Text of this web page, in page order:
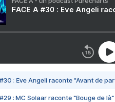
FACE A #30 : Eve Angeli
#30 : Eve Angeli raconte "Avant de
#29 : MC Solaar raconte "Bouge de là"